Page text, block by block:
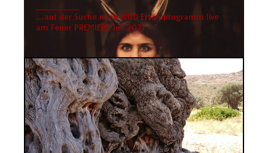
…auf der Suche nach WILD Erzählprogramm live
am Feuer PREMIERE Juli 2021